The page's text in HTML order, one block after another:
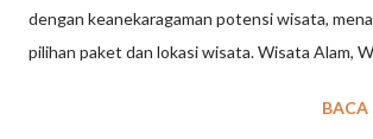
dengan keanekaragaman potensi wisata,
pilihan paket dan lokasi wisata. Wisata Alam,
Oleh, Wisata Budaya, dan masih banyak
BACA